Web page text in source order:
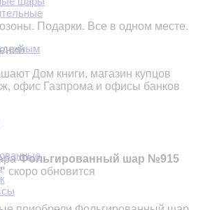
Подарки. Все в одном месте.
Дом книги, магазин купцов
офис Газпрома и офисы банков
Фольгированный шар №915
скоро обновится